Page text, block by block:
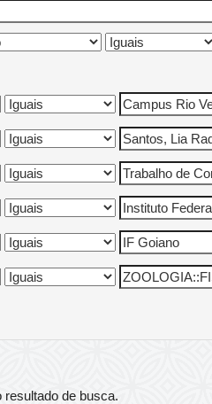
resultado de busca.